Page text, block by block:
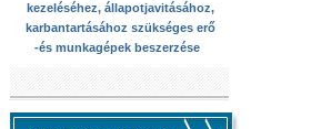
kezeléséhez, állapotjavitásához,
karbantartásához szükséges erő
-és munkagépek beszerzése